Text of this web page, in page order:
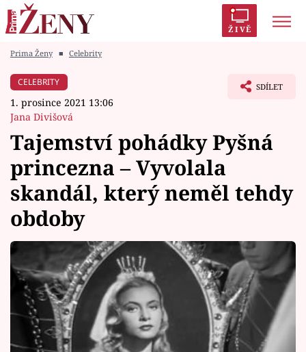
ŽIVĚ
Módní alarm
Témata
Celebrity
Vztahy
Seriály
Horoskopy
Sledujte prima+
Prima Ženy ■ Celebrity
CELEBRITY
1. prosince 2021 13:06
Jana Divišová
SDÍLET
Tajemství pohádky Pyšná
princezna – Vyvolala
skandál, který neměl tehdy
obdoby